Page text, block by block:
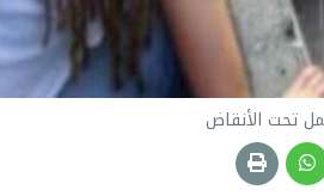
تحت الأنقاض